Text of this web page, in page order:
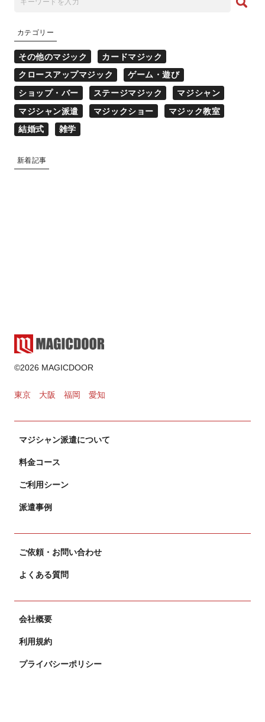
カテゴリー
その他のマジック
カードマジック
クロースアップマジック
ゲーム・遊び
ショップ・バー
ステージマジック
マジシャン
マジシャン派遣
マジックショー
マジック教室
結婚式
雑学
新着記事
©2026 MAGICDOOR
東京 大阪 福岡 愛知
マジシャン派遣について
料金コース
ご利用シーン
派遣事例
ご依頼・お問い合わせ
よくある質問
会社概要
利用規約
プライバシーポリシー